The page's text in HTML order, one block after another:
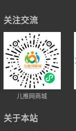
关注交流
儿推网商城
关于本站